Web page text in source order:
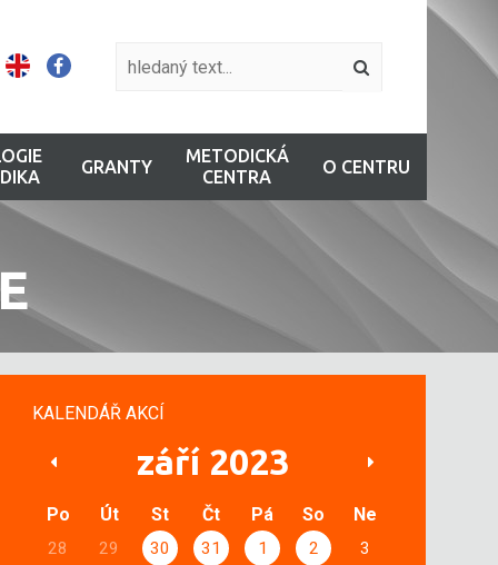
GRANTY
METODICKÁ
CENTRA
O CENTRU
KALENDÁŘ AKCÍ
září 2023
Po Út St Čt Pá So Ne
28 29 30 31 1 2
3